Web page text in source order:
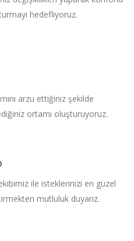
hedefliyoruz.
arzu ettiğiniz şekilde
ortamı oluşturuyoruz.
ile isteklerinizi en güzel
mutluluk duyarız.